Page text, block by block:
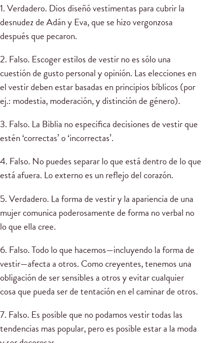
1. Verdadero. Dios diseñó vestimentas para cubrir la
desnudez de Adán y Eva, que se hizo vergonzosa
después que pecaron.
2. Falso. Escoger estilos de vestir no es sólo una
cuestión de gusto personal y opinión. Las elecciones en
el vestir deben estar basadas en principios bíblicos (por
ej.: modestia, moderación, y distinción de género).
3. Falso. La Biblia no especifica decisiones de vestir que
estén ‘correctas’ o ‘incorrectas’.
4. Falso. No puedes separar lo que está dentro de lo que
está afuera. Lo externo es un reflejo del corazón.
5. Verdadero. La forma de vestir y la apariencia de una
mujer comunica poderosamente de forma no verbal no
lo que ella cree.
6. Falso. Todo lo que hacemos—incluyendo la forma de
vestir—afecta a otros. Como creyentes, tenemos una
obligación de ser sensibles a otros y evitar cualquier
cosa que pueda ser de tentación en el caminar de otros.
7. Falso. Es posible que no podamos vestir todas las
tendencias mas popular, pero es posible estar a la moda